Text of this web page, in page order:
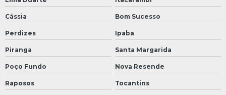
Cássia Bom Sucesso
Perdizes Ipaba
Piranga Santa Margarida
Poço Fundo Nova Resende
Raposos Tocantins